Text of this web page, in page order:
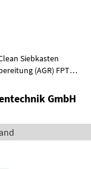
Siebkasten
(AGR) FPT
GmbH